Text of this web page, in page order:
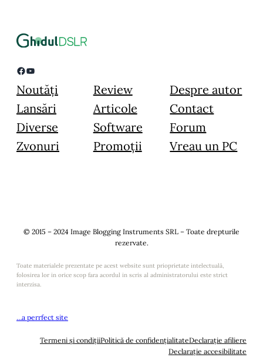
Facebook YouTube
Noutăți
Lansări
Diverse
Zvonuri
Review
Articole
Software
Promoții
Despre autor
Contact
Forum
Vreau un PC
© 2015 – 2024 Image Blogging Instruments SRL – Toate drepturile
rezervate.
Toate materialele prezentate pe acest website sunt prioprietate intelectuală,
folosirea lor in orice scop fara acordul in scris al administratorului este strict
interzisa.
…a perrfect site
Termeni și condițiiPolitică de confidențialitateDeclarație afiliere
Declarație accesibilitate